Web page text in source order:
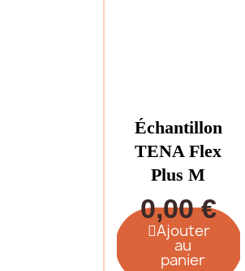
Échantillon
TENA Flex
Plus M
0,00 €
Ajouter
au
panier